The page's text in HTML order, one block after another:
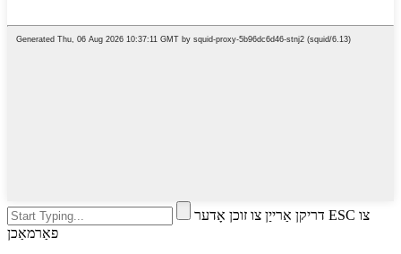
דריקן אַרייַן צו זוכן אָדער ESC צו
פאַרמאַכן